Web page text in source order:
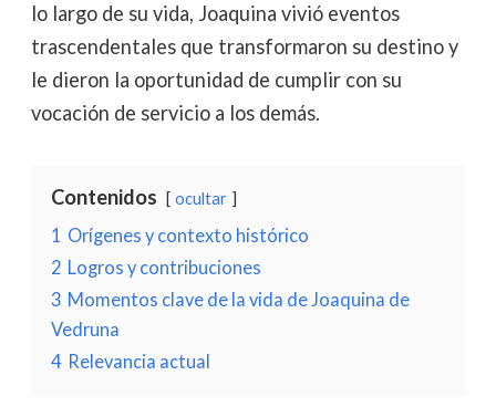
lo largo de su vida, Joaquina vivió eventos
trascendentales que transformaron su destino y
le dieron la oportunidad de cumplir con su
vocación de servicio a los demás.
Contenidos ocultar
1 Orígenes y contexto histórico
2 Logros y contribuciones
3 Momentos clave de la vida de Joaquina de
Vedruna
4 Relevancia actual